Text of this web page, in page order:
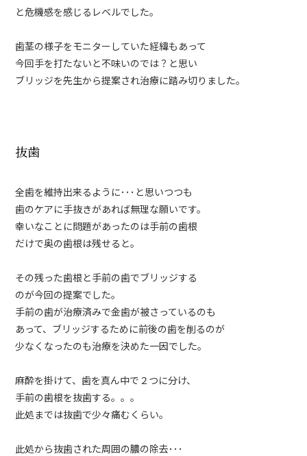
と危機感を感じるレベルでした。
歯茎の様子をモニターしていた経緯もあって
今回手を打たないと不味いのでは？と思い
ブリッジを先生から提案され治療に踏み切りました。
抜歯
全歯を維持出来るように･･･と思いつつも
歯のケアに手抜きがあれば無理な願いです。
幸いなことに問題があったのは手前の歯根
だけで奥の歯根は残せると。
その残った歯根と手前の歯でブリッジする
のが今回の提案でした。
手前の歯が治療済みで金歯が被さっているのも
あって、ブリッジするために前後の歯を削るのが
少なくなったのも治療を決めた一因でした。
麻酔を掛けて、歯を真ん中で２つに分け、
手前の歯根を抜歯する。。。
此処までは抜歯で少々痛むくらい。
此処から抜歯された周囲の膿の除去･･･